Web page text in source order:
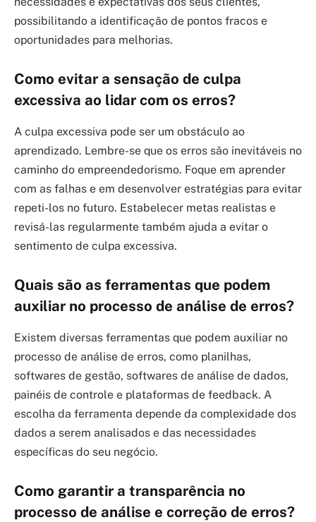
possibilitando a identificação de pontos fracos e
oportunidades para melhorias.
Como evitar a sensação de culpa
excessiva ao lidar com os erros?
A culpa excessiva pode ser um obstáculo ao
aprendizado. Lembre-se que os erros são inevitáveis no
caminho do empreendedorismo. Foque em aprender
com as falhas e em desenvolver estratégias para evitar
repeti-los no futuro. Estabelecer metas realistas e
revisá-las regularmente também ajuda a evitar o
sentimento de culpa excessiva.
Quais são as ferramentas que podem
auxiliar no processo de análise de erros?
Existem diversas ferramentas que podem auxiliar no
processo de análise de erros, como planilhas,
softwares de gestão, softwares de análise de dados,
painéis de controle e plataformas de feedback. A
escolha da ferramenta depende da complexidade dos
dados a serem analisados e das necessidades
específicas do seu negócio.
Como garantir a transparência no
processo de análise e correção de erros?